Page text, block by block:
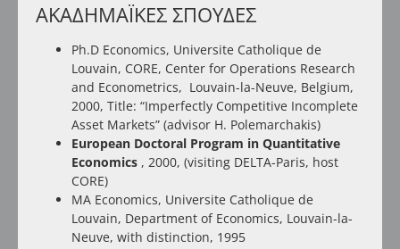
ΑΚΑΔΗΜΑΪΚΕΣ ΣΠΟΥΔΕΣ
Ph.D Economics, Universite Catholique de
Louvain, CORE, Center for Operations Research
and Econometrics, Louvain-la-Neuve, Belgium,
2000, Title: “Imperfectly Competitive Incomplete
Asset Markets” (advisor H. Polemarchakis)
European Doctoral Program in Quantitative
Economics , 2000, (visiting DELTA-Paris, host
CORE)
MA Economics, Universite Catholique de
Louvain, Department of Economics, Louvain-la-
Neuve, with distinction, 1995